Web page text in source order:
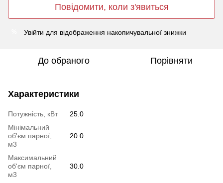
Повідомити, коли з'явиться
Увійти для відображення накопичувальної знижки
До обраного Порівняти
Характеристики
Потужність, кВт
25.0
Мінімальний
об'єм парної,
м3
20.0
Максимальний
об'єм парної,
м3
30.0